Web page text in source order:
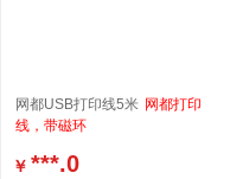
网都USB打印线5米 网都打印
线，带磁环
￥ ***.0